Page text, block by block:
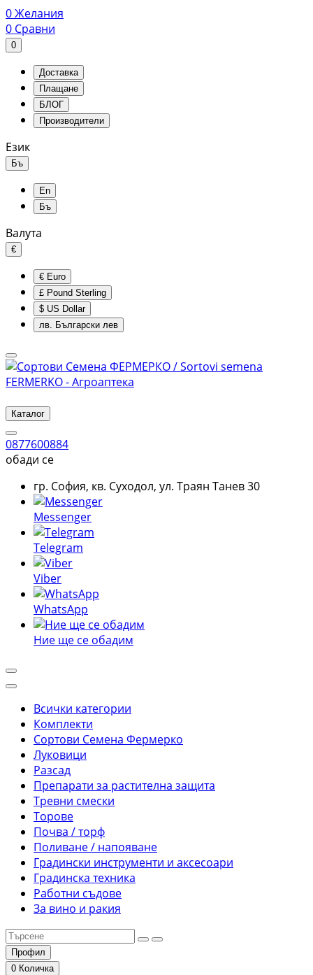
0Желания
0 Сравни
0
Доставка
Плащане
БЛОГ
Производители
Език
Бъ
En
Бъ
Валута
€
€ Euro
£ Pound Sterling
$ US Dollar
лв. Български лев
Каталог
0877600884
обади се
гр. София, кв. Суходол, ул. Траян Танев 30
Messenger
Telegram
Viber
WhatsApp
Ние ще се обадим
Всички категории
Комплекти
Сортови Семена Фермерко
Луковици
Разсад
Препарати за растителна защита
Тревни смески
Торове
Почва / торф
Поливане / напояване
Градински инструменти и аксесоари
Градинска техника
Работни съдове
За вино и ракия
Профил
0 Количка